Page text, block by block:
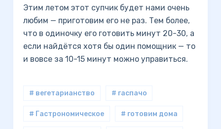
Этим летом этот супчик будет нами очень
любим — приготовим его не раз. Тем более,
что в одиночку его готовить минут 20-30, а
если найдётся хотя бы один помощник — то
и вовсе за 10-15 минут можно управиться.
# вегетарианство # гаспачо
# Гастрономическое # готовим дома